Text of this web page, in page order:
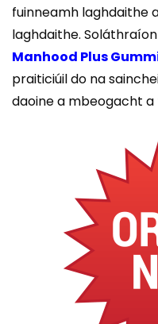
fuinneamh laghdaithe
laghdaithe.
Manhood Plus
praiticiúil do na
daoine a mbeogacht a